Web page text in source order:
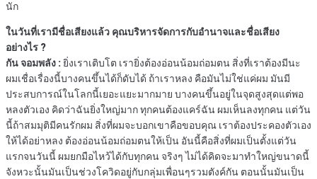
นัก
ในวันที่เรามีชื่อเสียงแล้ว คุณบริหารจัดการกับอำนาจและชื่อเสียง
อย่างไร ?
กัน จอมพลัง :ยิ่งเราเติบโต เรายิ่งต้องอ่อนน้อมถ่อมตน สิ่งที่เราต้องมีนะ
ผมเชื่อเรื่องนี้บางคนขึ้นได้ก็ดับได้ ถ้าเราหลง คือมันไม่ใช่แค่ผม มันมี
ประสบการณ์ในโลกนี้เยอะแยะมากมาย บางคนขึ้นอยู่ในจุดสูงสุดแต่พอ
หลงตัวเอง คิดว่าฉันยิ่งใหญ่มาก ทุกคนต้องแคร์ฉัน ผมเห็นลงทุกคน แต่วัน
นี้ถ้าสมมุติมีคนรักผม สิ่งที่ผมจะบอกเขาคือขอบคุณ เราต้องประคองตัวเอง
ให้ได้อย่าหลง ต้องอ่อนน้อมถ่อมตนให้เป็น อันนี้คือสิ่งที่ผมเป็นตั้งแต่วัน
แรกจนวันนี้ ผมยกมือไหว้ได้กับทุกคน จริงๆ ไม่ได้คิดจะมาทำใหญ่ขนาดนี้
จังหวะนั้นมันเป็นช่วงโควิดอยู่กับกลุ่มเพื่อนๆรวมตังค์กัน ตอนนั้นมันเป็น